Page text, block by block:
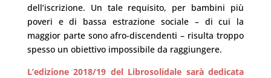
dell’iscrizione. Un tale requisito, per bambini più
poveri e di bassa estrazione sociale – di cui la
maggior parte sono afro-discendenti – risulta troppo
spesso un obiettivo impossibile da raggiungere.
L’edizione 2018/19 del Librosolidale sarà dedicata